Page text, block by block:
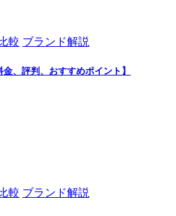
較 ブランド解説
、評判、おすすめポイント】
較 ブランド解説